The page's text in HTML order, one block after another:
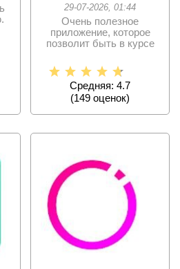
29-07-2026, 01:44
Очень полезное
приложение, которое
позволит быть в курсе
изменений.
Средняя: 4.7
(149 оценок)